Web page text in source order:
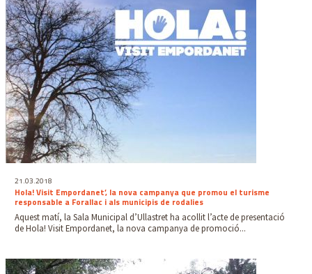
21.03.2018
Hola! Visit Empordanet’, la nova campanya que promou el turisme
responsable a Forallac i als municipis de rodalies
Aquest matí, la Sala Municipal d’Ullastret ha acollit l’acte de presentació
de Hola! Visit Empordanet, la nova campanya de promoció...